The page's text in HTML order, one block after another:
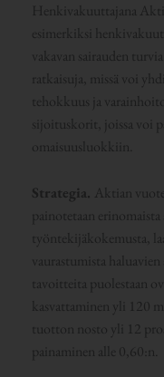
Henkivakuuttajana
esimerkiksi
vakavan sairauden
ratkaisuja, missä voi
tehokkuus ja
sijoituskorit, joissa voi
omaisuusluokkiin.
Strategia. Aktian
painotetaan
työntekijäkokemusta,
vaurastumista
tavoitteita puolestaan
kasvattaminen yli 120
tuotton nosto yli 12
painaminen alle 0,60:n.